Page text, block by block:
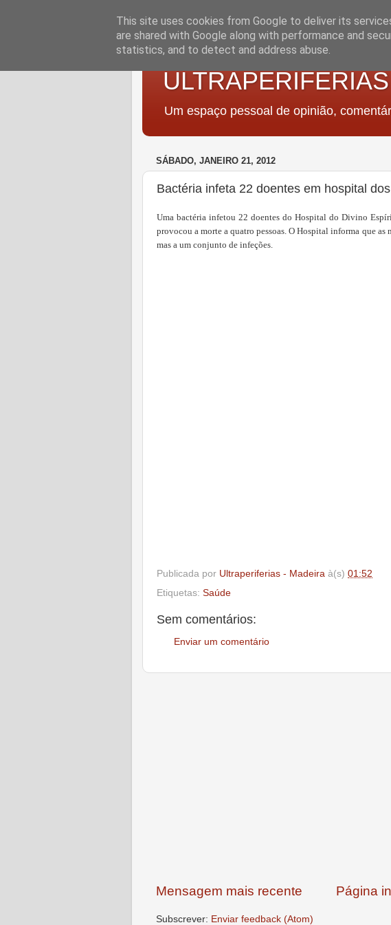
ULTRAPERIFERIAS
Um espaço pessoal de opinião,
SÁBADO, JANEIRO 21, 2012
Bactéria infeta 22 doentes em hospital
Uma bactéria infetou 22 doentes do Hospital do Divino
provocou a morte a quatro pessoas. O Hospital informa que as
mas a um conjunto de infeções.
Publicada por Ultraperiferias - Madeira à(s) 01:52
Etiquetas: Saúde
Sem comentários:
Enviar um comentário
Mensagem mais recente Página
Subscrever: Enviar feedback (Atom)
This site uses cookies from Google to deliver its
are shared with Google along with performance and
statistics, and to detect and address abuse.